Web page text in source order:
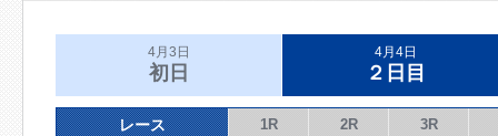
4月3日
初日
4月4日
２日目
レース 1R 2R 3R